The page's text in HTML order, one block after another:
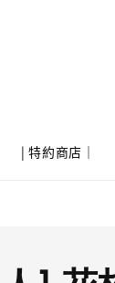
| 特約商店｜